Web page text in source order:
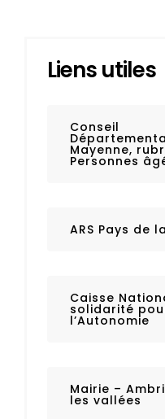
Liens utiles
Conseil
Mayenne,
Personnes
ARS Pays de
Caisse
solidarité
l’Autonomie
Mairie –
les vallées